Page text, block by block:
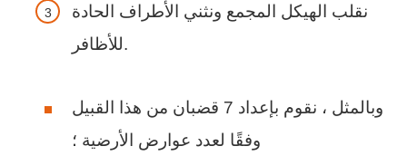
نقلب الهيكل المجمع ونثني الأطراف الحادة
للأظافر.
وبالمثل ، نقوم بإعداد 7 قضبان من هذا القبيل
وفقًا لعدد عوارض الأرضية ؛